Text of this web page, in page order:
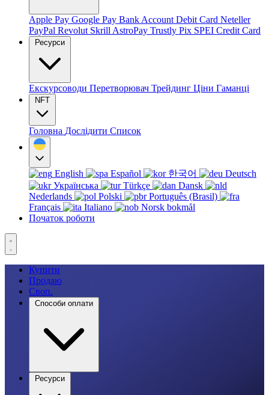
Apple Pay Google Pay Bank Account Debit Card Neteller
PayPal Revolut Skrill AstroPay Trustly Pix SPEI Credit Card
Ресурси
Екскурсоводи Перетворювач Трейдинг Ціни Гаманці
NFT
Головна Дослідити Список
English Español 한국어
Deutsch
Українська
Türkçe
Dansk
Nederlands
Polski
Português (Brasil)
Français
Italiano
Norsk bokmål
Початок роботи
Купити
Продаю
Своп.
Способи оплати
Ресурси